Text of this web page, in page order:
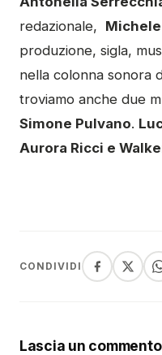
redazionale,
produzione, sigla,
nella colonna sonora
troviamo anche due
Simone Pulvano.
Aurora Ricci e
CONDIVIDI
Lascia un commento